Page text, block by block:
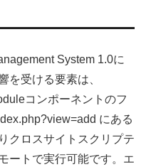
System 1.0に
を受ける要素は、
コンポーネントのフ
にある
クロスサイトスクリプテ
ートで実行可能です。エ